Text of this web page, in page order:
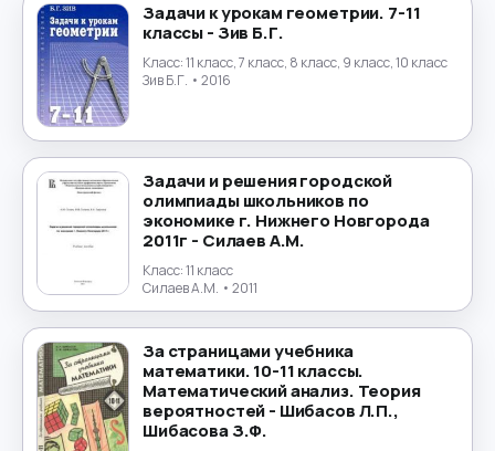
Задачи к урокам геометрии. 7-11
классы - Зив Б.Г.
Класс:11 класс, 7 класс, 8 класс, 9 класс, 10 класс
Зив Б.Г. • 2016
Задачи и решения городской
олимпиады школьников по
экономике г. Нижнего Новгорода
2011г - Силаев А.М.
Класс:11 класс
Силаев А.М. • 2011
За страницами учебника
математики. 10-11 классы.
Математический анализ. Теория
вероятностей - Шибасов Л.П.,
Шибасова З.Ф.